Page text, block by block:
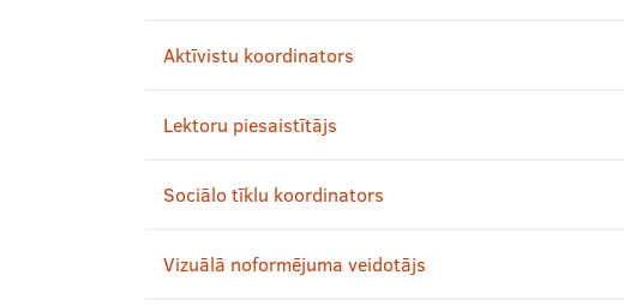
Aktīvistu koordinators
Lektoru piesaistītājs
Sociālo tīklu koordinators
Vizuālā noformējuma veidotājs